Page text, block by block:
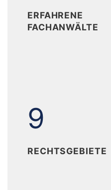
ERFAHRENE
FACHANWÄLTE
9
RECHTSGEBIETE